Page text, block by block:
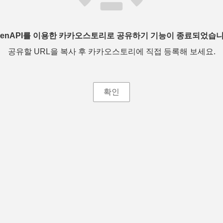
를 이용한 카카오스토리로 공유하기 기능이 종료되었습
공유할 URL을 복사 후 카카오스토리에 직접 등록해 보세요.
확인